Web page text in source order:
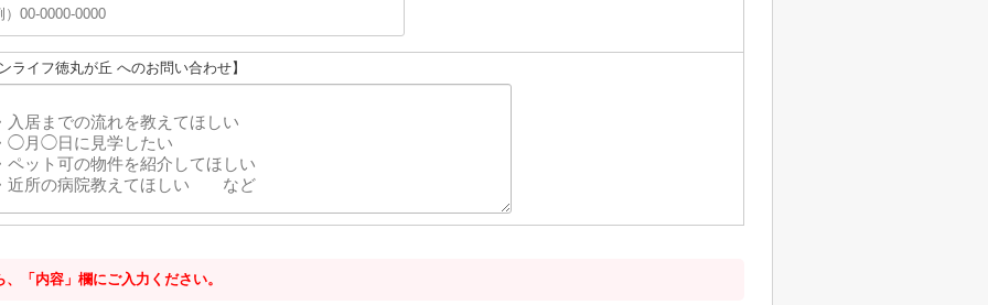
ンライフ徳丸が丘 へのお問い合わせ】
「内容」欄にご入力ください。